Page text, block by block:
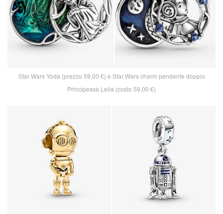
Star Wars Yoda (prezzo 59,00 €) e Star Wars charm pendente doppio
Principessa Leila (costo 59,00 €)